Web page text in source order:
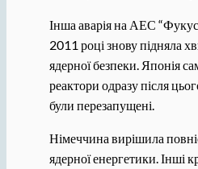
Інша аварія на АЕС
2011 році знову підняла
ядерної безпеки. Японія
реактори одразу після
були перезапущені.
Німеччина вирішила
ядерної енергетики. Інші